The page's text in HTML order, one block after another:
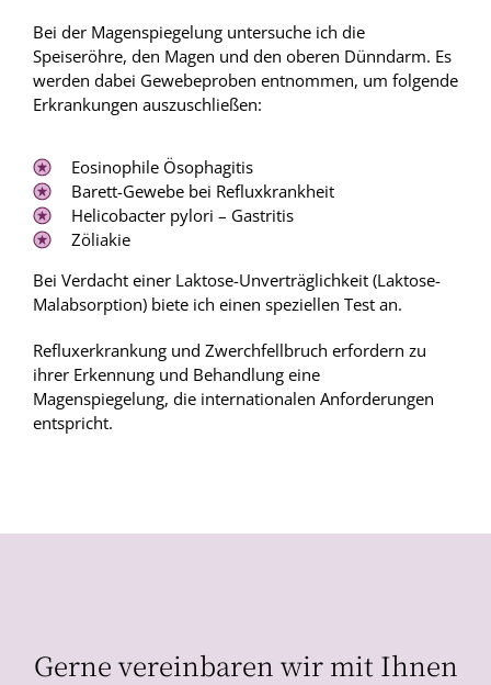
Bei der Magenspiegelung untersuche ich die
Speiseröhre, den Magen und den oberen Dünndarm. Es
werden dabei Gewebeproben entnommen, um folgende
Erkrankungen auszuschließen:
Eosinophile Ösophagitis
Barett-Gewebe bei Refluxkrankheit
Helicobacter pylori – Gastritis
Zöliakie
Bei Verdacht einer Laktose-Unverträglichkeit (Laktose-
Malabsorption) biete ich einen speziellen Test an.
Refluxerkrankung und Zwerchfellbruch erfordern zu
ihrer Erkennung und Behandlung eine
Magenspiegelung, die internationalen Anforderungen
entspricht.
Gerne vereinbaren wir mit Ihnen